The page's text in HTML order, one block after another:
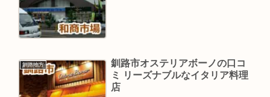
釧路地方
釧路市オステリアボーノの口コ
ミ リーズナブルなイタリア料理
店